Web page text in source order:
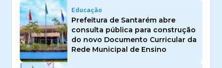
Educação
Prefeitura de Santarém abre
consulta pública para construção
do novo Documento Curricular da
Rede Municipal de Ensino